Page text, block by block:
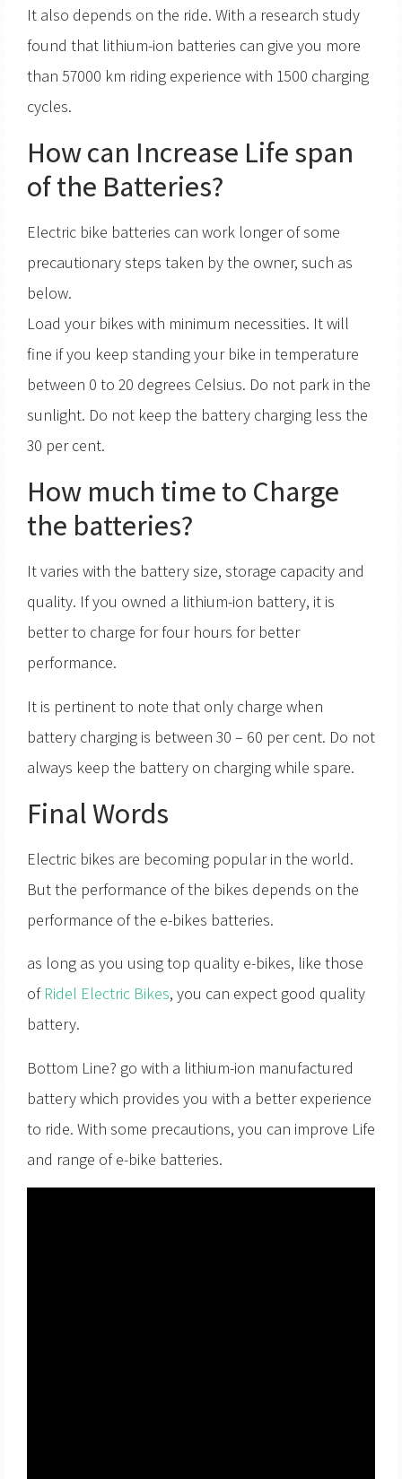
It also depends on the ride. With a research study
found that lithium-ion batteries can give you more
than 57000 km riding experience with 1500 charging
cycles.
How can Increase Life span
of the Batteries?
Electric bike batteries can work longer of some
precautionary steps taken by the owner, such as
below.
Load your bikes with minimum necessities. It will
fine if you keep standing your bike in temperature
between 0 to 20 degrees Celsius. Do not park in the
sunlight. Do not keep the battery charging less the
30 per cent.
How much time to Charge
the batteries?
It varies with the battery size, storage capacity and
quality. If you owned a lithium-ion battery, it is
better to charge for four hours for better
performance.
It is pertinent to note that only charge when
battery charging is between 30 – 60 per cent. Do not
always keep the battery on charging while spare.
Final Words
Electric bikes are becoming popular in the world.
But the performance of the bikes depends on the
performance of the e-bikes batteries.
as long as you using top quality e-bikes, like those
of Ridel Electric Bikes, you can expect good quality
battery.
Bottom Line? go with a lithium-ion manufactured
battery which provides you with a better experience
to ride. With some precautions, you can improve Life
and range of e-bike batteries.